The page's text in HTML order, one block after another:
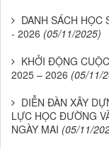
DANH SÁCH HỌC
- 2026 (05/11/2025)
KHỞI ĐỘNG
2025 – 2026 (05/11/
DIỄN ĐÀN XÂY
LỰC HỌC ĐƯỜNG
NGÀY MAI (05/11/